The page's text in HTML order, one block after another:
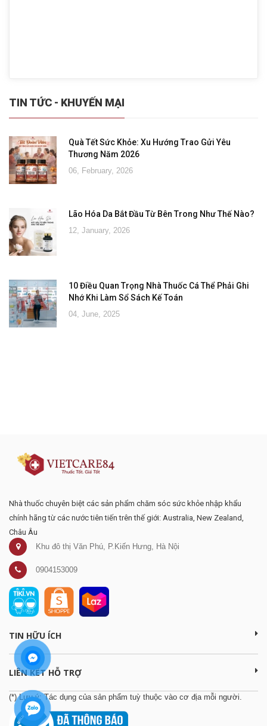
TIN TỨC - KHUYẾN MẠI
Quà Tết Sức Khỏe: Xu Hướng Trao Gửi Yêu
Thương Năm 2026
06, February, 2026
Lão Hóa Da Bắt Đầu Từ Bên Trong Như Thế Nào?
12, January, 2026
10 Điều Quan Trọng Nhà Thuốc Cá Thể Phải Ghi
Nhớ Khi Làm Sổ Sách Kế Toán
04, June, 2025
Nhà thuốc chuyên biệt các sản phẩm chăm sóc sức khỏe nhập khẩu
chính hãng từ các nước tiên tiến trên thế giới: Australia, New Zealand,
Châu Âu
Khu đô thị Văn Phú, P.Kiến Hưng, Hà Nội
0904153009
TIN HỮU ÍCH
LIÊN KẾT HỖ TRỢ
(*) Lưu ý: Tác dụng của sản phẩm tuỳ thuộc vào cơ địa mỗi người.